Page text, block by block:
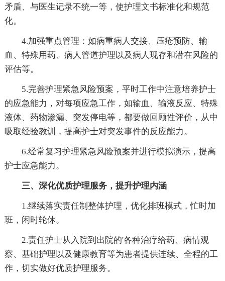
矛盾、与医生记录不统一等，使护理文书标准化和规范
化。
4.加强重点管理：如病重病人交接、压疮预防、输
血、特殊用药、病人管道护理以及病人现存和潜在风险的
评估等。
5.完善护理紧急风险预案，平时工作中注意培养护士
的应急能力，对每项应急工作，如输血、输液反应、特殊
液体、药物渗漏、突发停电等，都要做回顾性评价，从中
吸取经验教训，提高护士对突发事件的反应能力。
6.经常复习护理紧急风险预案并进行模拟演示，提高
护士应急能力。
三、深化优质护理服务，提升护理内涵
1.继续落实责任制整体护理，优化排班模式，忙时加
班，闲时轮休。
2.责任护士从入院到出院的'各种治疗给药、病情观
察、基础护理以及健康教育等为患者提供连续、全程的工
作，切实做好优质护理服务。